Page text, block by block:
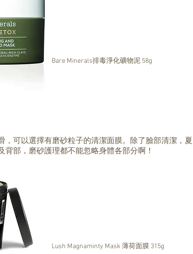
Bare Minerals排毒淨化礦物泥 58g
，可以選擇有磨砂粒子的清潔面膜。除了臉部清潔，夏
背部，磨砂護理都不能忽略身體各部分啊！
Lush Magnaminty Mask 薄荷面膜 315g